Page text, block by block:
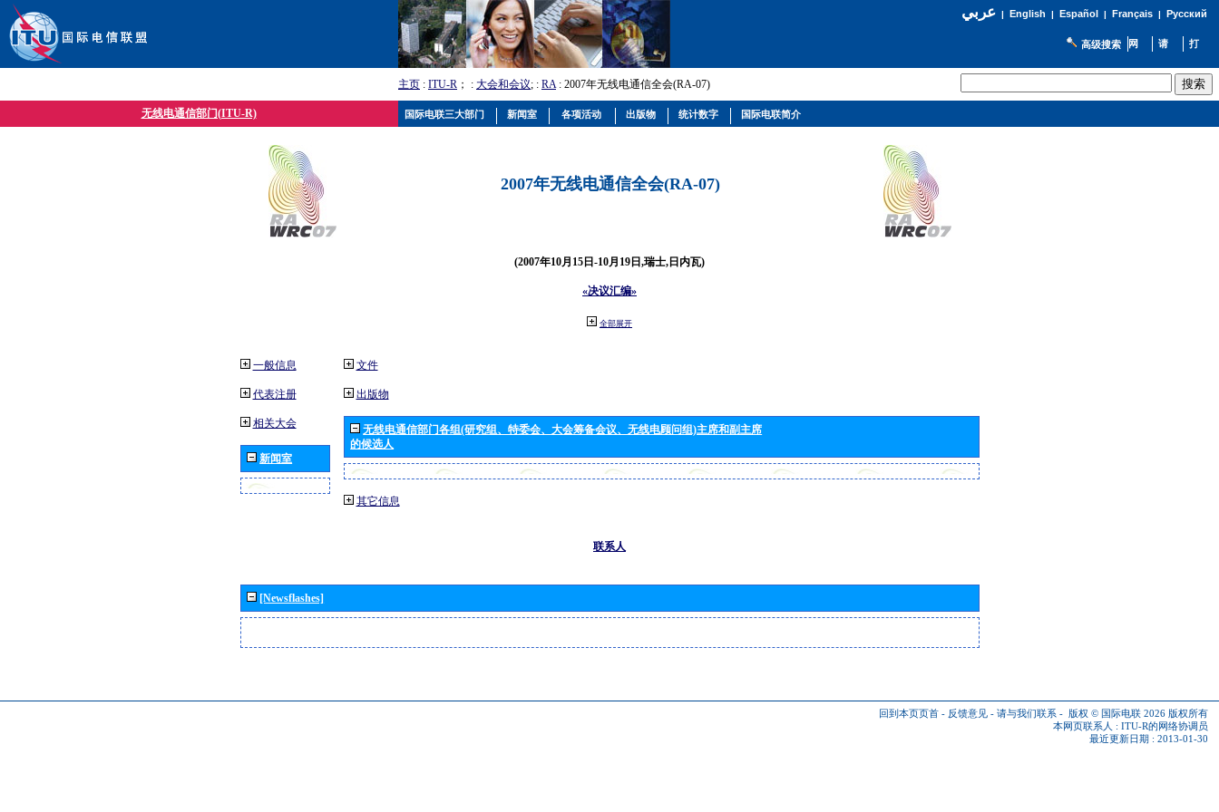
عربي| English | Español | Français| Русский
高级搜索
主页 : ITU-R ； : 大会和会议; : RA: 2007年无线电通信全会(RA-07)
无线电通信部门(ITU-R)
2007年无线电通信全会(RA-07)
(2007年10月15日-10月19日,瑞士,日内瓦)
«决议汇编»
全部展开
一般信息
代表注册
相关大会
新闻室
文件
出版物
无线电通信部门各组(研究组、特委会、大会筹备会议、无线电顾问组)主席和副主席
的候选人
其它信息
联系人
[Newsflashes]
回到本页页首 - 反馈意见 - 请与我们联系 - 版权 © 国际电联 2026 版权所有
本网页联系人 : ITU-R的网络协调员
最近更新日期 : 2013-01-30
国际电联三大部门 新闻室 各项活动 出版物 统计数字 国际电联简介